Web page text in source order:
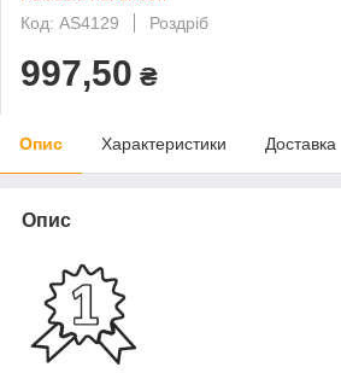
Код: AS4129
Роздріб
997,50 ₴
Опис Характеристики Доставка
Опис